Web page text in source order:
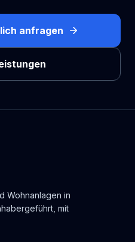
anfragen
Wohnanlagen in
mit